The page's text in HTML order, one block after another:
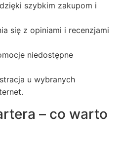
szybkim zakupom i
się z opiniami i recenzjami
niedostępne
u wybranych
– co warto